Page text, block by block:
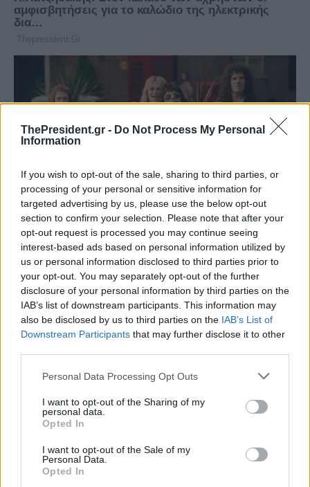
ThePresident.gr - Do Not Process My Personal
Information
If you wish to opt-out of the sale, sharing to third parties, or
processing of your personal or sensitive information for
targeted advertising by us, please use the below opt-out
section to confirm your selection. Please note that after your
opt-out request is processed you may continue seeing
interest-based ads based on personal information utilized by
us or personal information disclosed to third parties prior to
your opt-out. You may separately opt-out of the further
disclosure of your personal information by third parties on the
IAB’s list of downstream participants. This information may
also be disclosed by us to third parties on the IAB’s List of
Downstream Participants that may further disclose it to other
Personal Data Processing Opt Outs
I want to opt-out of the Sharing of my
personal data.
Opted In
I want to opt-out of the Sale of my
Personal Data.
Opted In